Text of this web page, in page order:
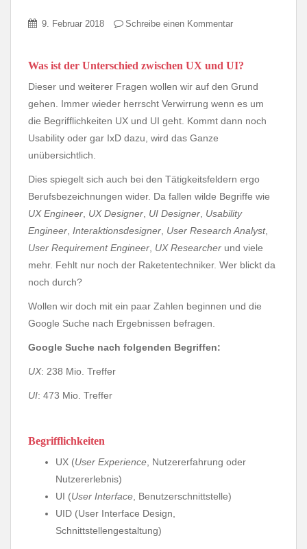
9. Februar 2018 Schreibe einen Kommentar
Was ist der Unterschied zwischen UX und UI?
Dieser und weiterer Fragen wollen wir auf den Grund
gehen. Immer wieder herrscht Verwirrung wenn es um
die Begrifflichkeiten UX und UI geht. Kommt dann noch
Usability oder gar IxD dazu, wird das Ganze
unübersichtlich.
Dies spiegelt sich auch bei den Tätigkeitsfeldern ergo
Berufsbezeichnungen wider. Da fallen wilde Begriffe wie
UX Engineer UX Designer UI Designer Usability
Engineer Interaktionsdesigner User Research Analyst,
User Requirement Engineer UX Researcher und viele
mehr. Fehlt nur noch der Raketentechniker. Wer blickt da
noch durch?
Wollen wir doch mit ein paar Zahlen beginnen und die
Google Suche nach Ergebnissen befragen.
Google Suche nach folgenden Begriffen:
UX: 238 Mio. Treffer
UI: 473 Mio. Treffer
Begrifflichkeiten
UX (User Experience , Nutzererfahrung oder
Nutzererlebnis)
UI (User Interface , Benutzerschnittstelle)
UID (User Interface Design,
Schnittstellengestaltung)